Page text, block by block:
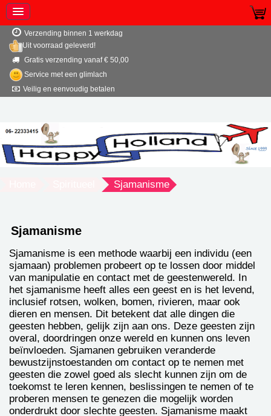
Verzending binnen 1 werkdag
Uit voorraad geleverd!
Gratis verzending vanaf € 50,00
Service met een glimlach
Veilig en eenvoudig betalen
Sjamanisme
Sjamanisme
Sjamanisme is een methode waarbij een individu (een
sjamaan) problemen probeert op te lossen door middel
van manipulatie en contact met de geestenwereld. In
het sjamanisme heeft alles een geest en is het levend,
inclusief rotsen, wolken, bomen, rivieren, maar ook
dieren en mensen. Dit betekent dat alle dingen die
geesten hebben, gelijk zijn aan ons. Deze geesten zijn
overal, doordringen onze wereld en kunnen ons leven
beïnvloeden. Sjamanen gebruiken veranderde
bewustzijnstoestanden om contact op te nemen met
geesten die zowel goed als slecht kunnen zijn om de
toekomst te leren kennen, beslissingen te nemen of te
proberen mensen te genezen die mogelijk worden
onderdrukt door slechte geesten. Sjamanisme maakt